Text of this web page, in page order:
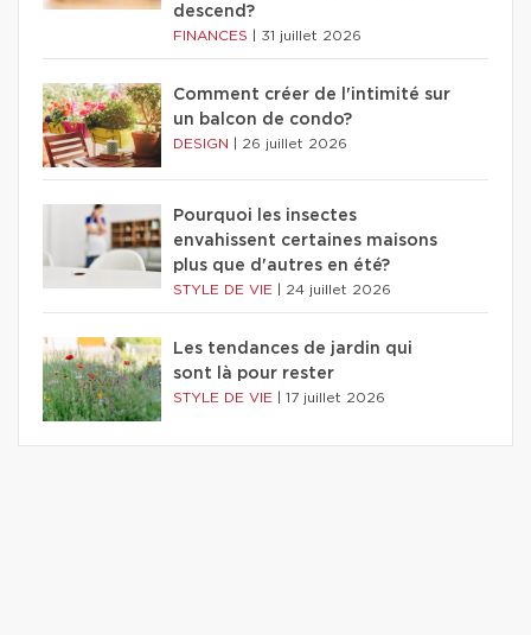
descend?
FINANCES 31 juillet 2026
Comment créer de l'intimité sur
un balcon de condo?
DESIGN 26 juillet 2026
Pourquoi les insectes
envahissent certaines maisons
plus que d'autres en été?
STYLE DE VIE 24 juillet 2026
Les tendances de jardin qui
sont là pour rester
STYLE DE VIE 17 juillet 2026